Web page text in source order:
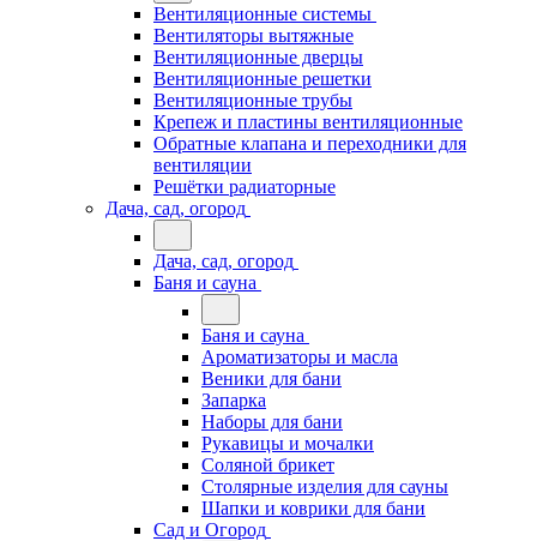
Вентиляционные системы
Вентиляторы вытяжные
Вентиляционные дверцы
Вентиляционные решетки
Вентиляционные трубы
Крепеж и пластины вентиляционные
Обратные клапана и переходники для
вентиляции
Решётки радиаторные
Дача, сад, огород
Дача, сад, огород
Баня и сауна
Баня и сауна
Ароматизаторы и масла
Веники для бани
Запарка
Наборы для бани
Рукавицы и мочалки
Соляной брикет
Столярные изделия для сауны
Шапки и коврики для бани
Сад и Огород